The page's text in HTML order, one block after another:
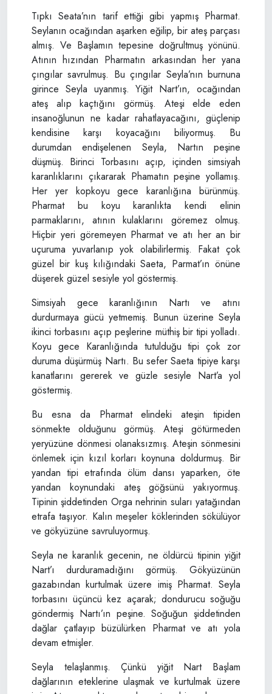
Tıpkı Seata’nın tarif ettiği gibi yapmış Pharmat.
Seylanın ocağından aşarken eğilip, bir ateş parçası
almış. Ve Başlamın tepesine doğrultmuş yönünü.
Atının hızından Pharmatın arkasından her yana
çıngılar savrulmuş. Bu çıngılar Seyla’nın burnuna
girince Seyla uyanmış. Yiğit Nart’ın, ocağından
ateş alıp kaçtığını görmüş. Ateşi elde eden
insanoğlunun ne kadar rahatlayacağını, güçlenip
kendisine karşı koyacağını biliyormuş. Bu
durumdan endişelenen Seyla, Nartın peşine
düşmüş. Birinci Torbasını açıp, içinden simsiyah
karanlıklarını çıkararak Phamatın peşine yollamış.
Her yer kopkoyu gece karanlığına bürünmüş.
Pharmat bu koyu karanlıkta kendi elinin
parmaklarını, atının kulaklarını göremez olmuş.
Hiçbir yeri göremeyen Pharmat ve atı her an bir
uçuruma yuvarlanıp yok olabilirlermiş. Fakat çok
güzel bir kuş kılığındaki Saeta, Parmat’ın önüne
düşerek güzel sesiyle yol göstermiş.
Simsiyah gece karanlığının Nartı ve atını
durdurmaya gücü yetmemiş. Bunun üzerine Seyla
ikinci torbasını açıp peşlerine müthiş bir tipi yolladı.
Koyu gece Karanlığında tutulduğu tipi çok zor
duruma düşürmüş Nartı. Bu sefer Saeta tipiye karşı
kanatlarını gererek ve güzle sesiyle Nart’a yol
göstermiş.
Bu esna da Pharmat elindeki ateşin tipiden
sönmekte olduğunu görmüş. Ateşi götürmeden
yeryüzüne dönmesi olanaksızmış. Ateşin sönmesini
önlemek için kızıl korları koynuna doldurmuş. Bir
yandan tipi etrafında ölüm dansı yaparken, öte
yandan koynundaki ateş göğsünü yakıyormuş.
Tipinin şiddetinden Orga nehrinin suları yatağından
etrafa taşıyor. Kalın meşeler köklerinden sökülüyor
ve gökyüzüne savruluyormuş.
Seyla ne karanlık gecenin, ne öldürcü tipinin yiğit
Nart’ı durduramadığını görmüş. Gökyüzünün
gazabından kurtulmak üzere imiş Pharmat. Seyla
torbasını üçüncü kez açarak; dondurucu soğuğu
göndermiş Nartı’ın peşine. Soğuğun şiddetinden
dağlar çatlayıp büzülürken Pharmat ve atı yola
devam etmişler.
Seyla telaşlanmış. Çünkü yiğit Nart Başlam
dağlarının eteklerine ulaşmak ve kurtulmak üzere